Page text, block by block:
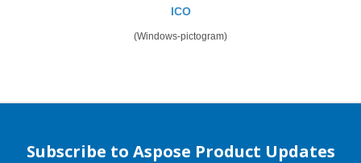
ICO
(Windows-pictogram)
Subscribe to Aspose Product Updates